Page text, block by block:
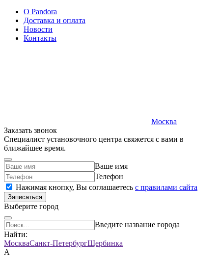
O Pandora
Доставка и оплата
Новости
Контакты
Москва
Заказать звонок
Специалист установочного центра свяжется с вами в
ближайшее время.
Ваше имя
Телефон
Нажимая кнопку, Вы соглашаетесь c правилами сайта
Записаться
Выберите город
Введите название города
Найти:
МоскваСанкт-ПетербургЩербинка
А